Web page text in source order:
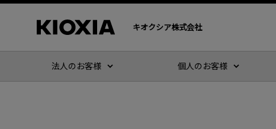
キオクシア株式会社
法人のお客様 個人のお客様